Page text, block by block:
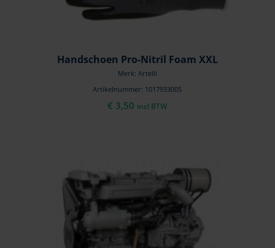
Handschoen Pro-Nitril Foam XXL
Merk: Artelli
Artikelnummer: 1017933005
€ 3,50 incl BTW